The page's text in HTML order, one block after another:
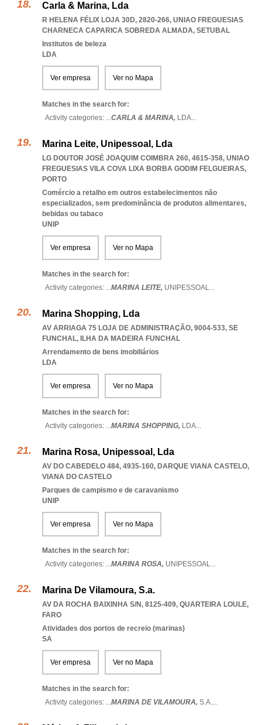
Carla & Marina, Lda
R HELENA FÉLIX LOJA 30D, 2820-266, UNIAO FREGUESIAS
CHARNECA CAPARICA SOBREDA ALMADA, SETUBAL
Institutos de beleza
LDA
Ver empresa Ver no Mapa
Matches in the search for:
Activity categories: ...CARLA & MARINA, LDA...
Marina Leite, Unipessoal, Lda
LG DOUTOR JOSÉ JOAQUIM COIMBRA 260, 4615-358, UNIAO
FREGUESIAS VILA COVA LIXA BORBA GODIM FELGUEIRAS,
PORTO
Comércio a retalho em outros estabelecimentos não
especializados, sem predominância de produtos alimentares,
bebidas ou tabaco
UNIP
Ver empresa Ver no Mapa
Matches in the search for:
Activity categories: ...MARINA LEITE, UNIPESSOAL...
Marina Shopping, Lda
AV ARRIAGA 75 LOJA DE ADMINISTRAÇÃO, 9004-533, SE
FUNCHAL, ILHA DA MADEIRA FUNCHAL
Arrendamento de bens imobiliários
LDA
Ver empresa Ver no Mapa
Matches in the search for:
Activity categories: ...MARINA SHOPPING, LDA...
Marina Rosa, Unipessoal, Lda
AV DO CABEDELO 484, 4935-160, DARQUE VIANA CASTELO,
VIANA DO CASTELO
Parques de campismo e de caravanismo
UNIP
Ver empresa Ver no Mapa
Matches in the search for:
Activity categories: ...MARINA ROSA, UNIPESSOAL...
Marina De Vilamoura, S.a.
AV DA ROCHA BAIXINHA S/N, 8125-409, QUARTEIRA LOULE,
FARO
Atividades dos portos de recreio (marinas)
SA
Ver empresa Ver no Mapa
Matches in the search for:
Activity categories: ...MARINA DE VILAMOURA, S.A....